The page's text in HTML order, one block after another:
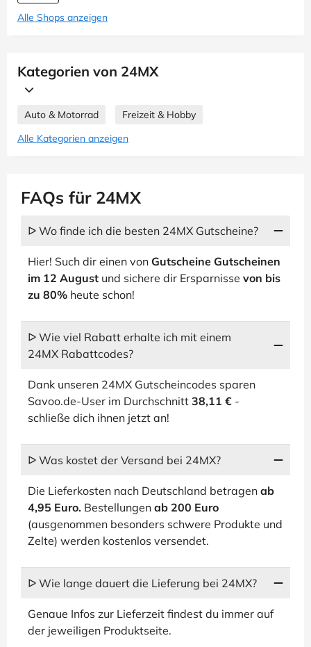
Alle Shops anzeigen
Kategorien von 24MX
Auto & Motorrad
Freizeit & Hobby
Alle Kategorien anzeigen
FAQs für 24MX
ᐅ Wo finde ich die besten 24MX Gutscheine?
Hier! Such dir einen von Gutscheine Gutscheinen
im 12 August und sichere dir Ersparnisse von bis
zu 80% heute schon!
ᐅ Wie viel Rabatt erhalte ich mit einem
24MX Rabattcodes?
Dank unseren 24MX Gutscheincodes sparen
Savoo.de-User im Durchschnitt 38,11 € -
schließe dich ihnen jetzt an!
ᐅ Was kostet der Versand bei 24MX?
Die Lieferkosten nach Deutschland betragen ab
4,95 Euro. Bestellungen ab 200 Euro
(ausgenommen besonders schwere Produkte und
Zelte) werden kostenlos versendet.
ᐅ Wie lange dauert die Lieferung bei 24MX?
Genaue Infos zur Lieferzeit findest du immer auf
der jeweiligen Produktseite.